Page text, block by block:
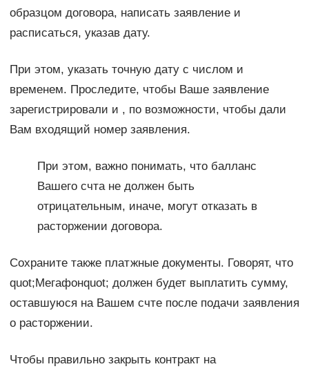
образцом договора, написать заявление и
расписаться, указав дату.
При этом, указать точную дату с числом и
временем. Проследите, чтобы Ваше заявление
зарегистрировали и , по возможности, чтобы дали
Вам входящий номер заявления.
При этом, важно понимать, что балланс
Вашего счта не должен быть
отрицательным, иначе, могут отказать в
расторжении договора.
Сохраните также платжные документы. Говорят, что
quot;Мегафонquot; должен будет выплатить сумму,
оставшуюся на Вашем счте после подачи заявления
о расторжении.
Чтобы правильно закрыть контракт на